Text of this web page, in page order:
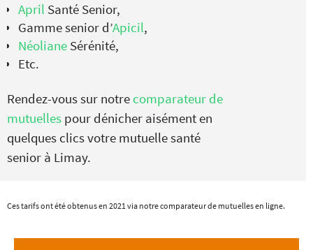
April Santé Senior,
Gamme senior d’Apicil,
Néoliane Sérénité,
Etc.
Rendez-vous sur notre comparateur de
mutuelles pour dénicher aisément en
quelques clics votre mutuelle santé
senior à Limay.
Ces tarifs ont été obtenus en 2021 via notre comparateur de mutuelles en ligne.